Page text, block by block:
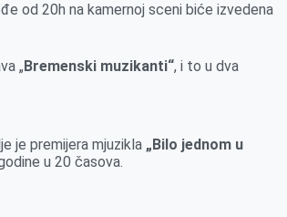
od 20h na kamernoj sceni biće izvedena
„Bremenski muzikanti“, i to u dva
je premijera mjuzikla „Bilo jednom u
u 20 časova.